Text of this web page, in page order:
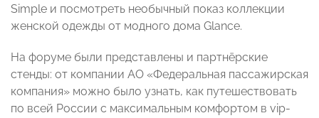
Simple и посмотреть необычный показ коллекции
женской одежды от модного дома Glance.
На форуме были представлены и партнёрские
стенды: от компании АО «Федеральная пассажирская
компания» можно было узнать, как путешествовать
по всей России с максимальным комфортом в vip-